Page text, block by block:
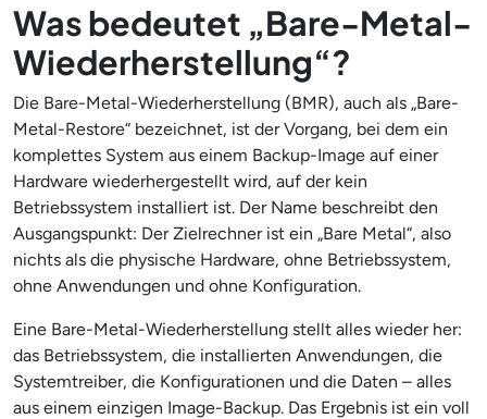
Was bedeutet „Bare-Metal-
Wiederherstellung“?
Die Bare-Metal-Wiederherstellung (BMR), auch als „Bare-
Metal-Restore“ bezeichnet, ist der Vorgang, bei dem ein
komplettes System aus einem Backup-Image auf einer
Hardware wiederhergestellt wird, auf der kein
Betriebssystem installiert ist. Der Name beschreibt den
Ausgangspunkt: Der Zielrechner ist ein „Bare Metal“, also
nichts als die physische Hardware, ohne Betriebssystem,
ohne Anwendungen und ohne Konfiguration.
Eine Bare-Metal-Wiederherstellung stellt alles wieder her:
das Betriebssystem, die installierten Anwendungen, die
Systemtreiber, die Konfigurationen und die Daten – alles
aus einem einzigen Image-Backup. Das Ergebnis ist ein voll